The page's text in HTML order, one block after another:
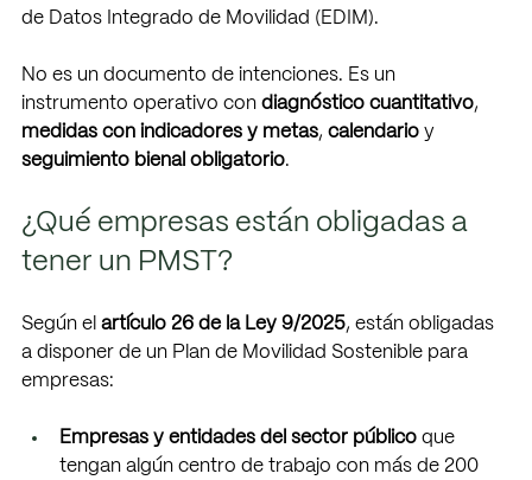
de Datos Integrado de Movilidad (EDIM).
No es un documento de intenciones. Es un
instrumento operativo con diagnóstico cuantitativo,
medidas con indicadores y metas, calendario y
seguimiento bienal obligatorio.
¿Qué empresas están obligadas a
tener un PMST?
Según el artículo 26 de la Ley 9/2025, están obligadas
a disponer de un Plan de Movilidad Sostenible para
empresas:
Empresas y entidades del sector público que
tengan algún centro de trabajo con más de 200